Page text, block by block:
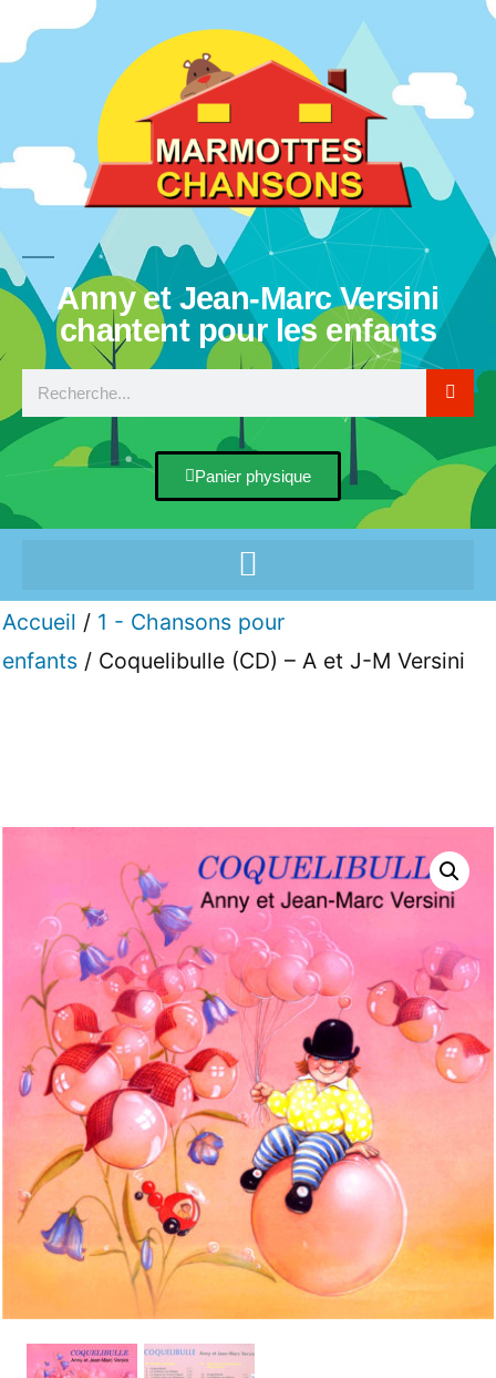
Anny et Jean-Marc Versini
chantent pour les enfants
Panier physique
Accueil / 1 - Chansons pour
enfants / Coquelibulle (CD) – A et J-M Versini